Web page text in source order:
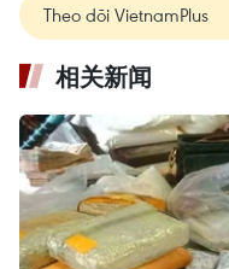
Theo dõi VietnamPlus
相关新闻